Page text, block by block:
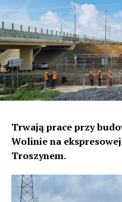
Trwają prace przy
Wolinie na
Troszynem.